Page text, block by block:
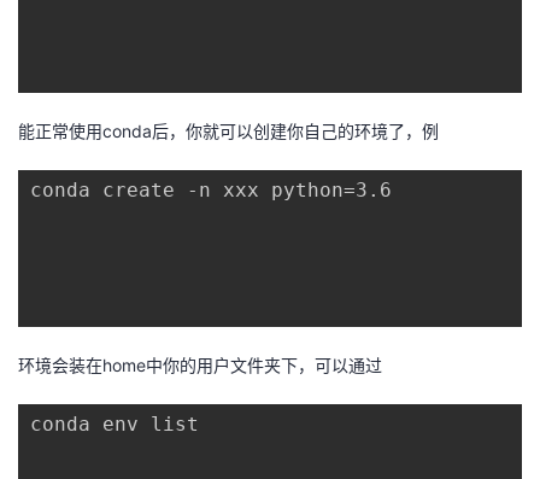
能正常使用conda后，你就可以创建你自己的环境了，例
conda create -n xxx python=3.6
环境会装在home中你的用户文件夹下，可以通过
conda env list